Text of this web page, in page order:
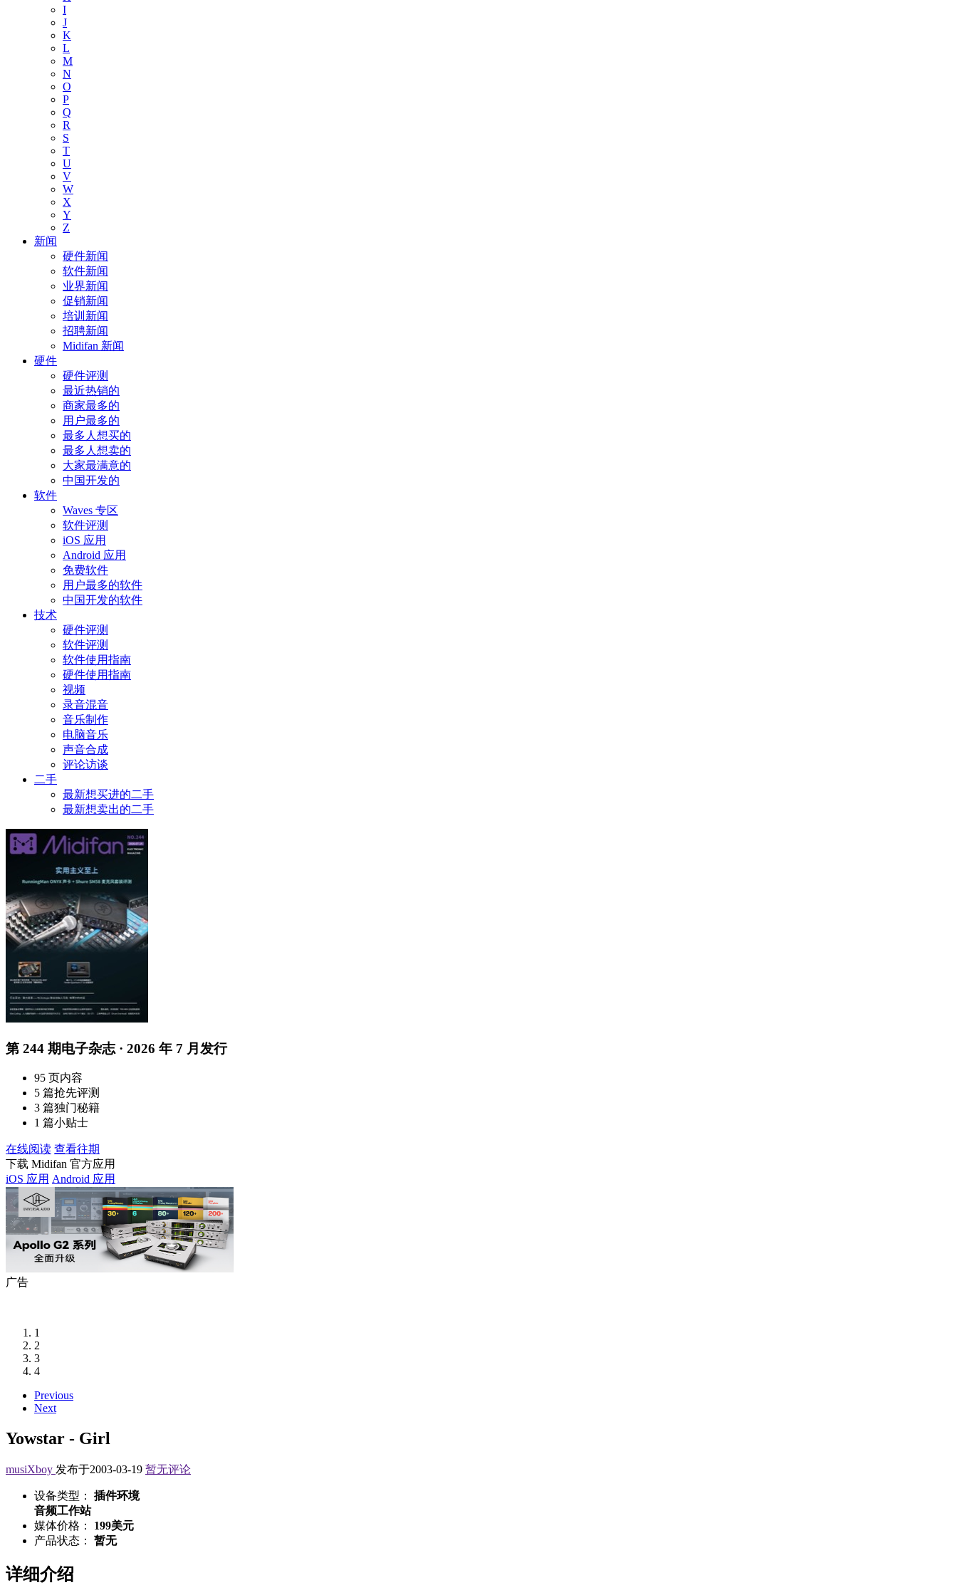
I
J
K
L
M
N
O
P
Q
R
S
T
U
V
W
X
Y
Z
新闻
硬件新闻
软件新闻
业界新闻
促销新闻
培训新闻
招聘新闻
Midifan 新闻
硬件
硬件评测
最近热销的
商家最多的
用户最多的
最多人想买的
最多人想卖的
大家最满意的
中国开发的
软件
Waves 专区
软件评测
iOS 应用
Android 应用
免费软件
用户最多的软件
中国开发的软件
技术
硬件评测
软件评测
软件使用指南
硬件使用指南
视频
录音混音
音乐制作
电脑音乐
声音合成
评论访谈
二手
最新想买进的二手
最新想卖出的二手
第 244 期电子杂志 · 2026 年 7 月发行
95 页内容
5 篇抢先评测
3 篇独门秘籍
1 篇小贴士
在线阅读 查看往期
下载 Midifan 官方应用
iOS 应用 Android 应用
广告
1
2
3
4
Previous
Next
Yowstar - Girl
musiXboy 发布于2003-03-19 暂无评论
设备类型：
插件环境
音频工作站
媒体价格：
199美元
产品状态：
暂无
详细介绍